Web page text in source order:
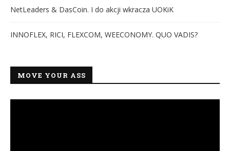
NetLeaders & DasCoin. I do akcji wkracza UOKiK
INNOFLEX, RICI, FLEXCOM, WEECONOMY. QUO VADIS?
MOVE YOUR ASS